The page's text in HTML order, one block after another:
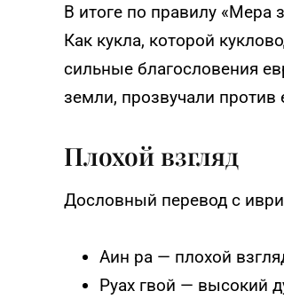
В итоге по правилу «Мера
Как кукла, которой
сильные благословения
земли, прозвучали против
Плохой взгляд
Дословный перевод с
Аин ра — плохой
Руах гвой — высокий